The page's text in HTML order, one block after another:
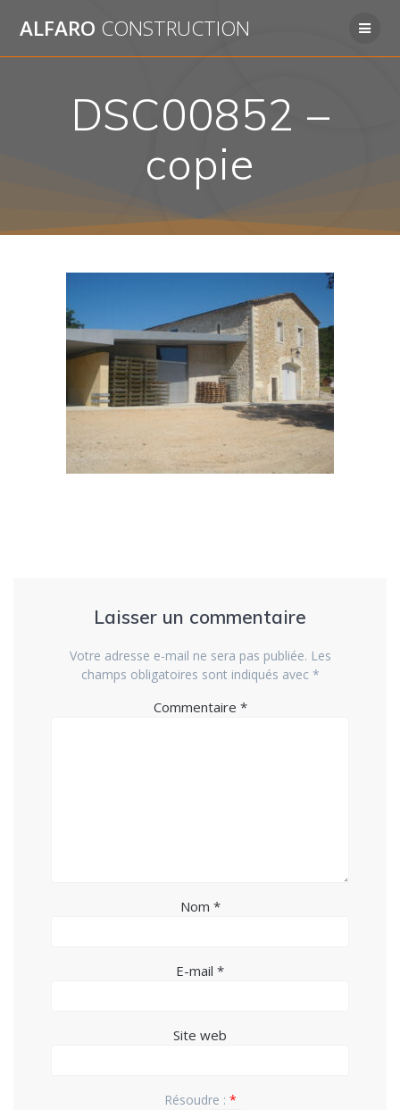
au
ALFARO CONSTRUCTION
DSC00852 –
copie
Laisser un commentaire
Votre adresse e-mail ne sera pas publiée. Les
champs obligatoires sont indiqués avec *
Commentaire *
Nom *
E-mail *
Site web
Résoudre : *